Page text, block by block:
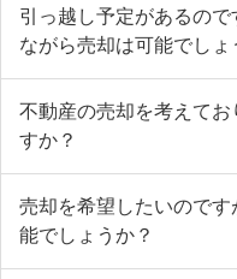
引っ越し予定があるの
ながら売却は可能でしょ
不動産の売却を考えてお
すか？
売却を希望したいので
能でしょうか？